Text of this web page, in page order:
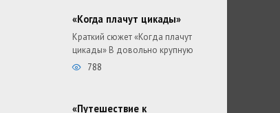
«Когда плачут цикады»
Краткий сюжет «Когда плачут
цикады» В довольно крупную
788
«Путешествие к